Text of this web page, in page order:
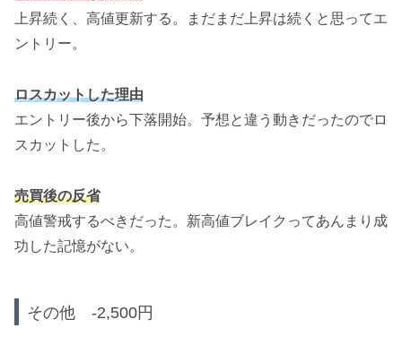
上昇続く、高値更新する。まだまだ上昇は続くと思ってエ
ントリー。
ロスカットした理由
エントリー後から下落開始。予想と違う動きだったのでロ
スカットした。
売買後の反省
高値警戒するべきだった。新高値ブレイクってあんまり成
功した記憶がない。
その他 -2,500円